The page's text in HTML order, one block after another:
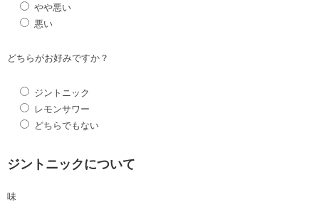
やや悪い
悪い
どちらがお好みですか？
ジントニック
レモンサワー
どちらでもない
ジントニックについて
味